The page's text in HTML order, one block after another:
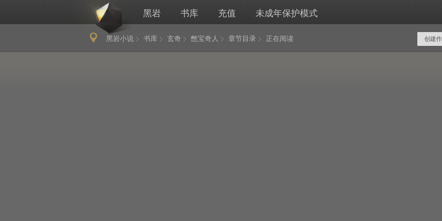
黑岩 书库 充值 未成年保护模式
黑岩小说 书库 玄奇 憋宝奇人 章节目录 正在阅读 创建